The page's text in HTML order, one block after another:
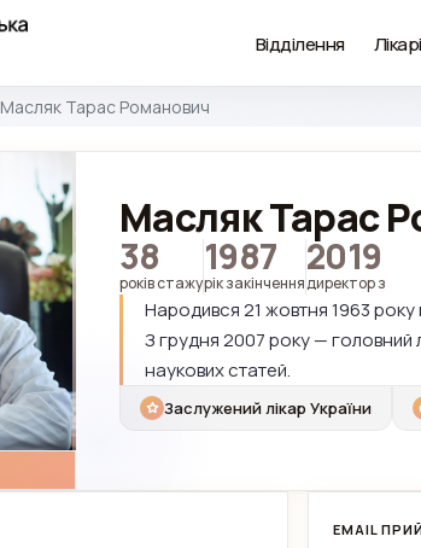
Відділення Лікарі
Масляк Тарас Романович
Масляк Тарас
38
років стажу
1987
рік закінчення
2019
директор з
Народився 21 жовтня 1963 року
З грудня 2007 року — головний
наукових статей.
Заслужений лікар України
EMAIL